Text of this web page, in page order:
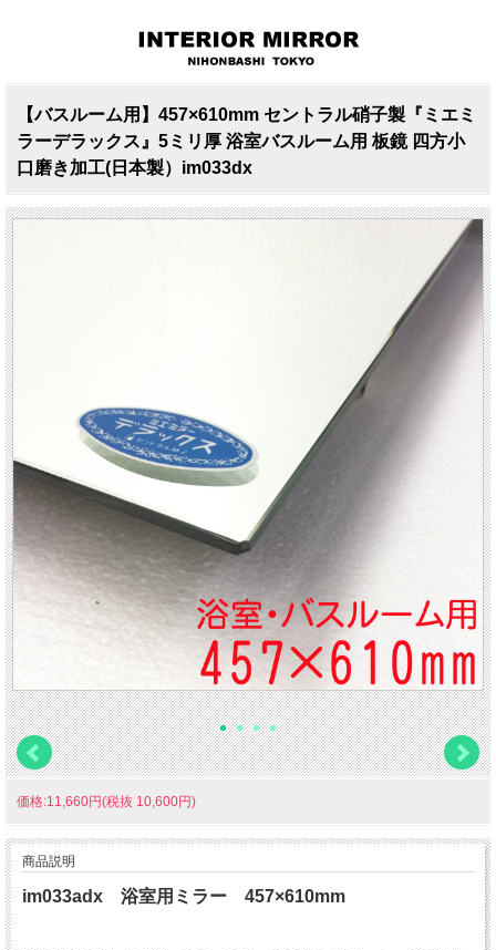
【バスルーム用】457×610mm セントラル硝子製『ミエミ
ラーデラックス』5ミリ厚 浴室バスルーム用 板鏡 四方小
口磨き加工(日本製）im033dx
価格:11,660円(税抜 10,600円)
商品説明
im033adx 浴室用ミラー 457×610mm